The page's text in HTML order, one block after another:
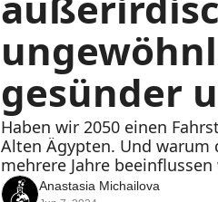
gesünder
Haben wir 2050 einen
Alten Ägypten. Und warum
mehrere Jahre beeinflussen
Anastasia Michailova